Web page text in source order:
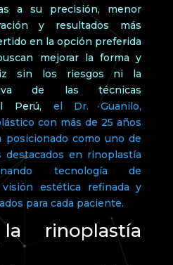
a su precisión, menor
y resultados más
en la opción preferida
mejorar la forma y
sin los riesgos ni la
de las técnicas
Perú, el Dr. Guanilo,
con más de 25 años
posicionado como uno de
destacados en rinoplastía
tecnología de
estética refinada y
para cada paciente.
rinoplastía